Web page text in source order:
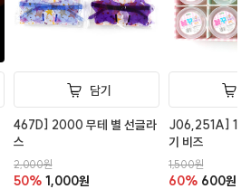
담기
467D] 2000 무테 별 선글라
스
2,000원
50% 1,000원
J06,251A]
기 비즈
1,500원
60% 600원